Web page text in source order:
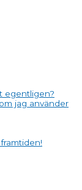
egentligen?
jag använder